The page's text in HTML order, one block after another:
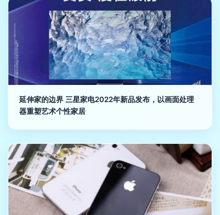
延伸家的边界 三星家电2022年新品发布，以画面处理
器重塑艺术个性家居